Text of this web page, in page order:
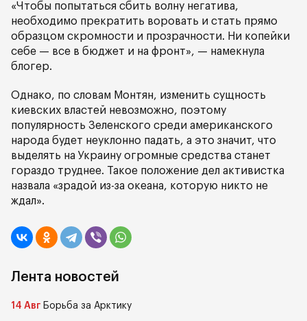
«Чтобы попытаться сбить волну негатива,
необходимо прекратить воровать и стать прямо
образцом скромности и прозрачности. Ни копейки
себе — все в бюджет и на фронт», — намекнула
блогер.
Однако, по словам Монтян, изменить сущность
киевских властей невозможно, поэтому
популярность Зеленского среди американского
народа будет неуклонно падать, а это значит, что
выделять на Украину огромные средства станет
гораздо труднее. Такое положение дел активистка
назвала «зрадой из-за океана, которую никто не
ждал».
Лента новостей
14 Авг Борьба за Арктику